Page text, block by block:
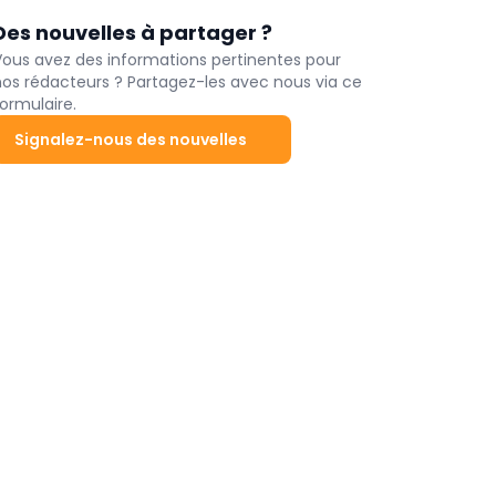
nouvelles à partager ?
avez des informations pertinentes pour
rédacteurs ? Partagez-les avec nous via ce
Signalez-nous des nouvelles